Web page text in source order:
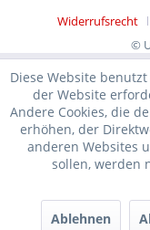
Widerrufsrecht
©
Diese Website
der Website
Andere Cookies, die
erhöhen, der
anderen Websites
sollen, werden
Ablehnen